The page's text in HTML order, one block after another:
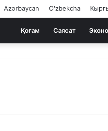
Azərbaycan Oʻzbekcha
Қоғам Саясат